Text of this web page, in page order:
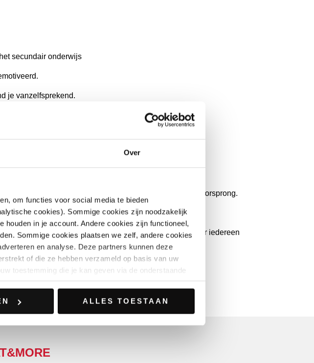
Over
om functies voor social media te bieden
cookies). Sommige cookies zijn noodzakelijk
houden in je account. Andere cookies zijn functioneel,
Sommige cookies plaatsen we zelf, andere cookies
en analyse. Deze partners kunnen deze
of die ze hebben verzameld op basis van uw
toestemming die je kan geven via de onderstaande
per categorie voor kiezen het gebruik van cookies te
categorieën cookies (zoals bijvoorbeeld
of ons belemmeren die
intrekken via het cookie-instellingen icoon op de
informatie hierover terugvinden.
ALLES TOESTAAN
secundair onderwijs
je vanzelfsprekend.
stage in een groeiend familiebedrijf van Belgische oorsprong.
zodat je écht iets bijleert.
open communicatiecultuur en respectvolle omgeving waar iedereen
bij ons aan het juiste adres.
of Bon’Ap?
waarom je bij ons stage wil lopen.
voor jou.